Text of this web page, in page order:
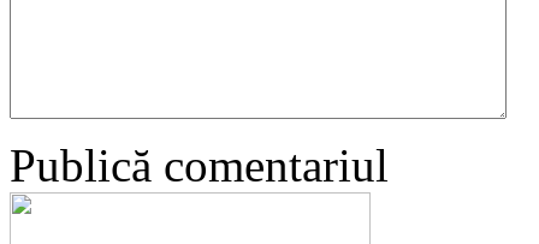
Publică comentariul